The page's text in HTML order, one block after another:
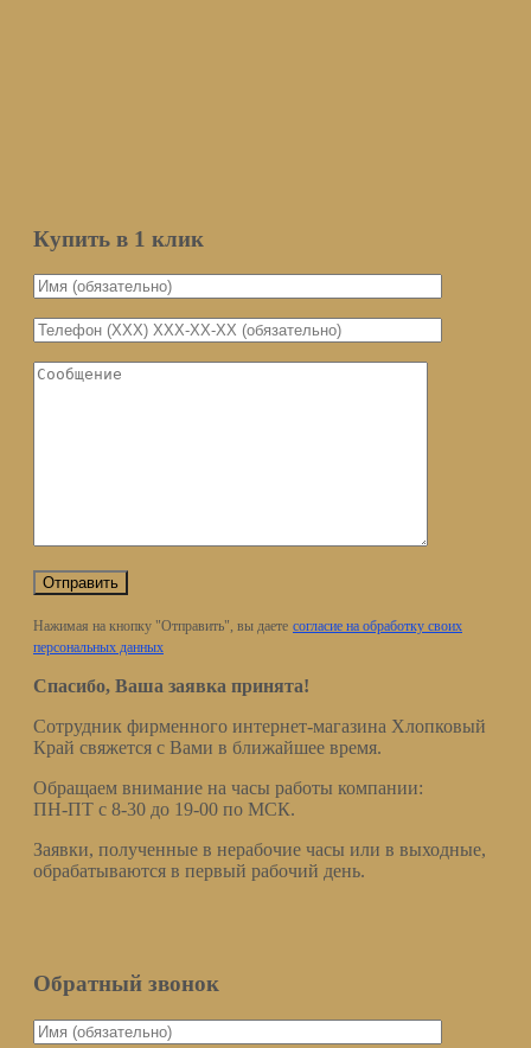
Купить в 1 клик
Нажимая на кнопку "Отправить", вы даете согласие на обработку своих
персональных данных
Спасибо, Ваша заявка принята!
Сотрудник фирменного интернет-магазина Хлопковый
Край свяжется с Вами в ближайшее время.
Обращаем внимание на часы работы компании:
ПН-ПТ с 8-30 до 19-00 по МСК.
Заявки, полученные в нерабочие часы или в выходные,
обрабатываются в первый рабочий день.
Обратный звонок